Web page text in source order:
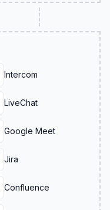
Intercom
LiveChat
Google Meet
Jira
Confluence